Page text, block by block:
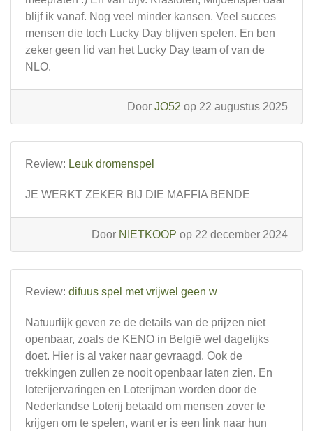
blijf ik vanaf. Nog veel minder kansen. Veel succes
mensen die toch Lucky Day blijven spelen. En ben
zeker geen lid van het Lucky Day team of van de
NLO.
Door JO52 op 22 augustus 2025
Review: Leuk dromenspel
JE WERKT ZEKER BIJ DIE MAFFIA BENDE
Door NIETKOOP op 22 december 2024
Review: difuus spel met vrijwel geen w
Natuurlijk geven ze de details van de prijzen niet
openbaar, zoals de KENO in België wel dagelijks
doet. Hier is al vaker naar gevraagd. Ook de
trekkingen zullen ze nooit openbaar laten zien. En
loterijervaringen en Loterijman worden door de
Nederlandse Loterij betaald om mensen zover te
krijgen om te spelen, want er is een link naar hun